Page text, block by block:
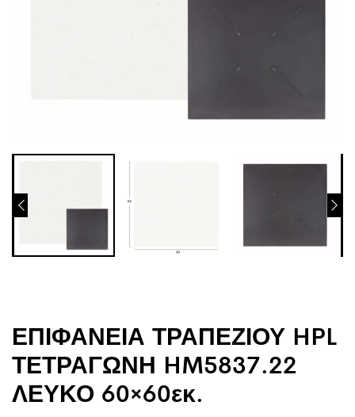
ΕΠΙΦΑΝΕΙΑ ΤΡΑΠΕΖΙΟΥ HPL
ΤΕΤΡΑΓΩΝΗ HM5837.22
ΛΕΥΚΟ 60×60εκ.